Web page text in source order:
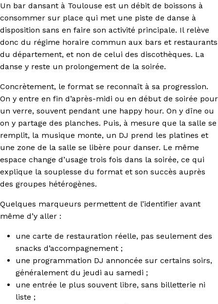
Un bar dansant à Toulouse est un débit de boissons à
consommer sur place qui met une piste de danse à
disposition sans en faire son activité principale. Il relève
donc du régime horaire commun aux bars et restaurants
du département, et non de celui des discothèques. La
danse y reste un prolongement de la soirée.
Concrètement, le format se reconnaît à sa progression.
On y entre en fin d’après-midi ou en début de soirée pour
un verre, souvent pendant une happy hour. On y dîne ou
on y partage des planches. Puis, à mesure que la salle se
remplit, la musique monte, un DJ prend les platines et
une zone de la salle se libère pour danser. Le même
espace change d’usage trois fois dans la soirée, ce qui
explique la souplesse du format et son succès auprès
des groupes hétérogènes.
Quelques marqueurs permettent de l’identifier avant
même d’y aller :
une carte de restauration réelle, pas seulement des
snacks d’accompagnement ;
une programmation DJ annoncée sur certains soirs,
généralement du jeudi au samedi ;
une entrée le plus souvent libre, sans billetterie ni
liste ;